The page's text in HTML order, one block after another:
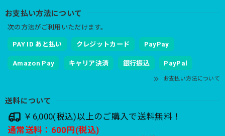
お支払い方法について
次の方法がご利用いただけます。
PAY ID あと払い クレジットカード PayPay
Amazon Pay キャリア決済 銀行振込 PayPal
お支払い方法について
送料について
￥6,000(税込)以上のご購入で送料無料！
通常送料：600円(税込)